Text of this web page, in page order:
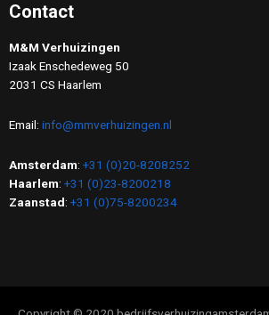
Contact
M&M Verhuizingen
Izaak Enschedeweg 50
2031 CS Haarlem
Email: info@mmverhuizingen.nl
Amsterdam: +31 (0)20-8208252
Haarlem: +31 (0)23-8200218
Zaanstad: +31 (0)75-8200234